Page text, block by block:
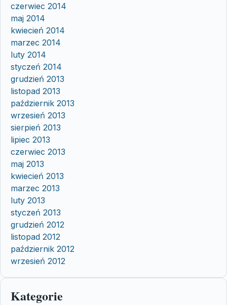
czerwiec 2014
maj 2014
kwiecień 2014
marzec 2014
luty 2014
styczeń 2014
grudzień 2013
listopad 2013
październik 2013
wrzesień 2013
sierpień 2013
lipiec 2013
czerwiec 2013
maj 2013
kwiecień 2013
marzec 2013
luty 2013
styczeń 2013
grudzień 2012
listopad 2012
październik 2012
wrzesień 2012
Kategorie